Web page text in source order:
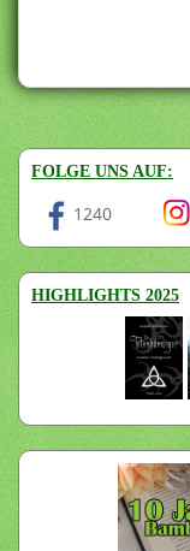
FOLGE UNS AUF:
1240
HIGHLIGHTS 2025